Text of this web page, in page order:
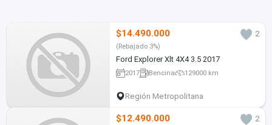
$14.490.000 2
(Rebajado 3%)
Ford Explorer Xlt 4X4 3.5 2017
2017 Bencina 129000 km
Región Metropolitana
$12.490.000
2